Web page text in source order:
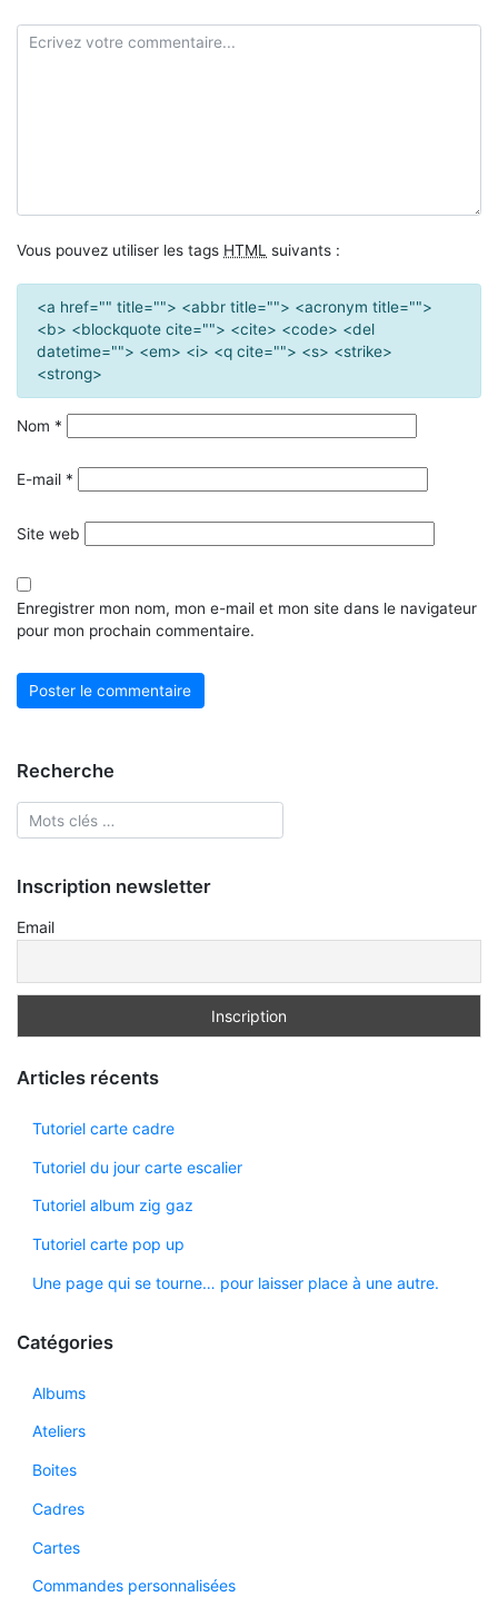
Vous pouvez utiliser les tags HTML suivants :
<a href="" title=""> <abbr title=""> <acronym title="">
<b> <blockquote cite=""> <cite> <code> <del
datetime=""> <em> <i> <q cite=""> <s> <strike>
<strong>
Nom *
E-mail *
Site web
Enregistrer mon nom, mon e-mail et mon site dans le navigateur
pour mon prochain commentaire.
Recherche
Inscription newsletter
Email
Articles récents
Tutoriel carte cadre
Tutoriel du jour carte escalier
Tutoriel album zig gaz
Tutoriel carte pop up
Une page qui se tourne… pour laisser place à une autre.
Catégories
Albums
Ateliers
Boites
Cadres
Cartes
Commandes personnalisées